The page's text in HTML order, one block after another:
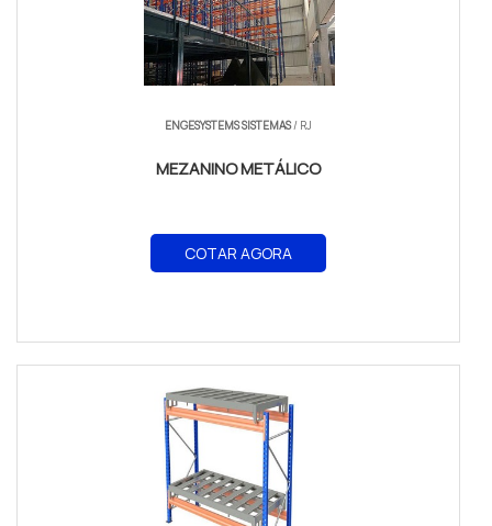
ENGESYSTEMS SISTEMAS/ RJ
MEZANINO METÁLICO
COTAR AGORA